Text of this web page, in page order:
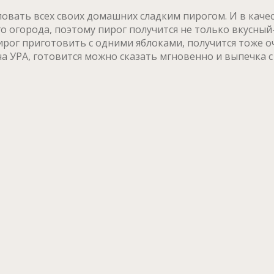
всех своих домашних сладким пирогом. И в
огорода, поэтому пирог получится не только
приготовить с одними яблоками, получится тоже
УРА, готовится можно сказать мгновенно и выпечка